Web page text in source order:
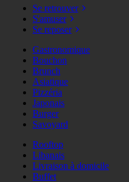
Se retrouver
S'amuser
Se reposer
Gastronomique
Bouchon
Brunch
Asiatique
Pizzéria
Japonais
Burger
Savoyard
Rooftop
Libanais
Livraison à domicile
Buffet